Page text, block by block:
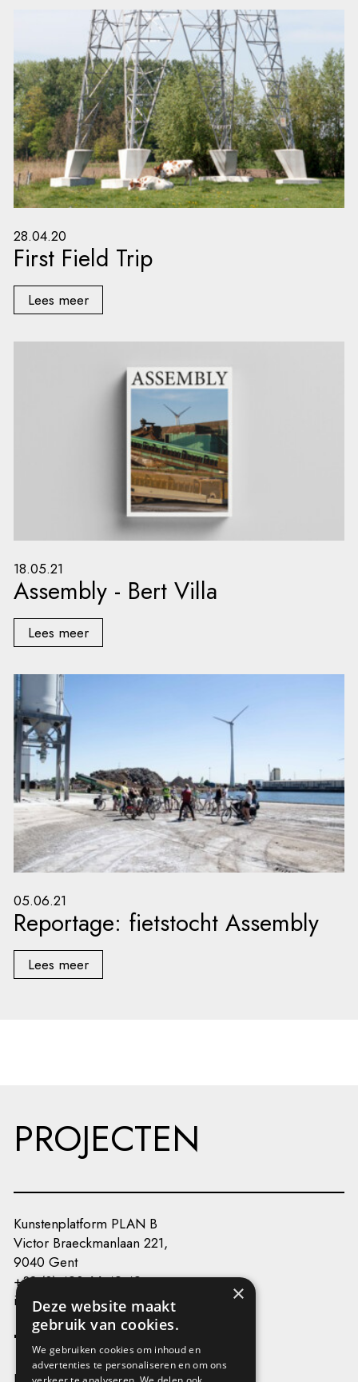
28.04.20
First Field Trip
Lees meer
18.05.21
Assembly - Bert Villa
Lees meer
05.06.21
Reportage: fietstocht Assembly
Lees meer
PROJECTEN
Kunstenplatform PLAN B
Victor Braeckmanlaan 221,
9040 Gent
+32 (0) 493 66 49 49
info@kunstenplatformplanb.be
×
Deze website maakt
gebruik van cookies.
We gebruiken cookies om inhoud en
advertenties te personaliseren en om ons